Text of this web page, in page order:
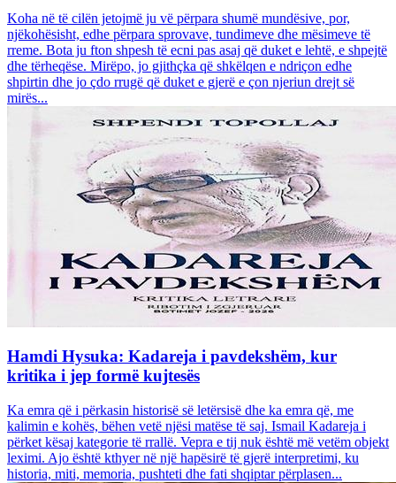
Koha në të cilën jetojmë ju vë përpara shumë mundësive, por,
njëkohësisht, edhe përpara sprovave, tundimeve dhe mësimeve të
rreme. Bota ju fton shpesh të ecni pas asaj që duket e lehtë, e shpejtë
dhe tërheqëse. Mirëpo, jo gjithçka që shkëlqen e ndriçon edhe
shpirtin dhe jo çdo rrugë që duket e gjerë e çon njeriun drejt së
mirës...
Hamdi Hysuka: Kadareja i pavdekshëm, kur
kritika i jep formë kujtesës
Ka emra që i përkasin historisë së letërsisë dhe ka emra që, me
kalimin e kohës, bëhen vetë njësi matëse të saj. Ismail Kadareja i
përket kësaj kategorie të rrallë. Vepra e tij nuk është më vetëm objekt
leximi. Ajo është kthyer në një hapësirë të gjerë interpretimi, ku
historia, miti, memoria, pushteti dhe fati shqiptar përplasen...